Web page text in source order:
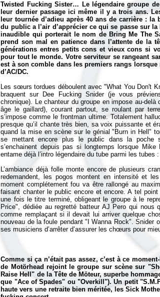
Twisted Fucking Sister… Le légendaire groupe
leur dernier passage ici même il y a trois ans.
leur tournée d’adieu après 40 ans de carrière : la
du public a l’air d’apprécier ce qui se passe sur
inaudible qui porterait le nom de Bring Me The
prend son mal en patience dans l’attente de la
générations entres petits cons et vieux cons si
pour tout le monde. Votre serviteur se rangeant
est à son comble dans les premiers rangs
d’AC/DC.
Les sœurs tordues déboulent avec "What You Don't
braquent sur Dee Fucking Snider (je vous
chronique). Le chanteur du groupe en impose au-
âge le gaillard), courant partout, se roulant par
s’impose comme le frontman ultime. Totalement
presque qu’il chante très bien, sa voix puissante et
quand la mise en scène sur le génial "Burn in Hell"
se mettant encore plus le public dans la poche
s’enchainent depuis pas si longtemps lorsque
entame déjà l’intro légendaire du tube parmi les tubes
L’ambiance déjà folle monte encore de plusieurs
redemandent, les pogos montent en intensité et
moment complétement fou va être rallongé au
faisant chanter le public encore et encore. A tel
une fois le titre terminé, obligeant le groupe à le
Price", dédiée au regretté batteur AJ Pero qui nous
comme remplaçant si il devait lui arriver quelque
nouveau de la foule pendant "I Wanna Rock". Snider
ses musiciens d’arrêter d’assurer les chœurs pour
Comme si ça n’était pas assez, c’est à ce
de Motörhead rejoint le groupe sur scène sur
Raise Hell" de la Tête de Möteur, superbe
que "Ace of Spades" ou "Overkill"). Un petit
haute vers une retraite bien méritée, les Sick